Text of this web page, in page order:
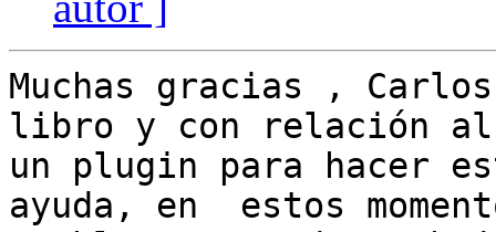
Muchas gracias ,
libro y con relación al
un plugin para hacer
ayuda, en  estos